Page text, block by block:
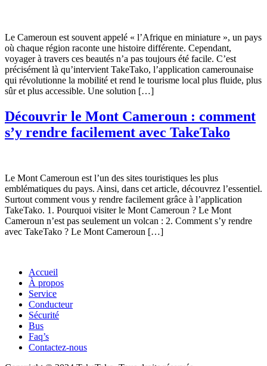
Le Cameroun est souvent appelé « l’Afrique en miniature », un pays
où chaque région raconte une histoire différente. Cependant,
voyager à travers ces beautés n’a pas toujours été facile. C’est
précisément là qu’intervient TakeTako, l’application camerounaise
qui révolutionne la mobilité et rend le tourisme local plus fluide, plus
sûr et plus accessible. Une solution […]
Découvrir le Mont Cameroun : comment
s’y rendre facilement avec TakeTako
Le Mont Cameroun est l’un des sites touristiques les plus
emblématiques du pays. Ainsi, dans cet article, découvrez l’essentiel.
Surtout comment vous y rendre facilement grâce à l’application
TakeTako. 1. Pourquoi visiter le Mont Cameroun ? Le Mont
Cameroun n’est pas seulement un volcan : 2. Comment s’y rendre
avec TakeTako ? Le Mont Cameroun […]
Accueil
À propos
Service
Conducteur
Sécurité
Bus
Faq’s
Contactez-nous